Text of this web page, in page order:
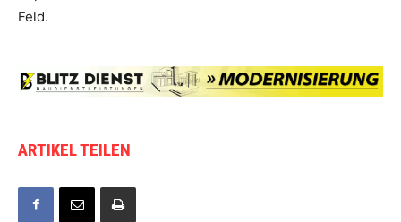
Feld.
ARTIKEL TEILEN